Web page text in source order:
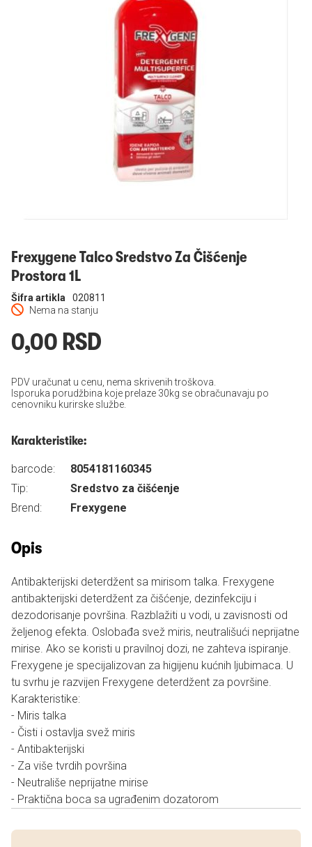
Frexygene Talco Sredstvo Za Čišćenje
Prostora 1L
Nema na stanju
Šifra artikla 020811
0,00 RSD
PDV uračunat u cenu, nema skrivenih troškova.
Isporuka porudžbina koje prelaze 30kg se obračunavaju po
cenovniku kurirske službe.
Karakteristike:
barcode:
8054181160345
Tip:
Sredstvo za čišćenje
Brend:
Frexygene
Opis
Antibakterijski deterdžent sa mirisom talka. Frexygene
antibakterijski deterdžent za čišćenje, dezinfekciju i
dezodorisanje površina. Razblažiti u vodi, u zavisnosti od
željenog efekta. Oslobađa svež miris, neutrališući neprijatne
mirise. Ako se koristi u pravilnoj dozi, ne zahteva ispiranje.
Frexygene je specijalizovan za higijenu kućnih ljubimaca. U
tu svrhu je razvijen Frexygene deterdžent za površine.
Karakteristike:
- Miris talka
- Čisti i ostavlja svež miris
- Antibakterijski
- Za više tvrdih površina
- Neutrališe neprijatne mirise
- Praktična boca sa ugrađenim dozatorom